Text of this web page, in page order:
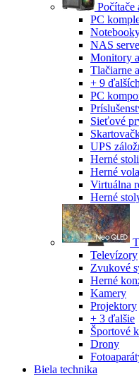
Počítače
PC
NAS
Monitory
Tlačiarne
+ 9 ďalších
PC
Sieťové
UPS
Herné
Herné
Virtuálna
Herné
Televízory
Zvukové
Herné
Kamery
Projektory
+ 3 ďalšie
Športové
Drony
Biela technika